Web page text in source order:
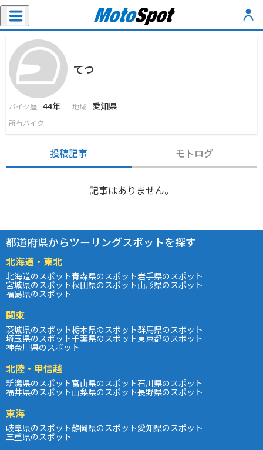
てつ
バイク歴 44年 地域 愛知県
所有バイク
投稿記事 モトログ
記事はありません。
都道府県からツーリングスポットを探す
北海道・東北
北海道のスポット青森県のスポット岩手県のスポット
宮城県のスポット秋田県のスポット山形県のスポット
福島県のスポット
関東
茨城県のスポット栃木県のスポット群馬県のスポット
埼玉県のスポット千葉県のスポット東京都のスポット
神奈川県のスポット
北陸・甲信越
新潟県のスポット富山県のスポット石川県のスポット
福井県のスポット山梨県のスポット長野県のスポット
東海
岐阜県のスポット静岡県のスポット愛知県のスポット
三重県のスポット